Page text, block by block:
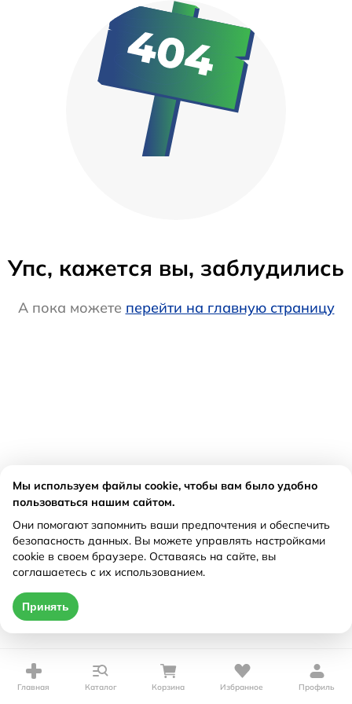
Упс, кажется вы, заблудились
А пока можете перейти на главную страницу
Главная Каталог Корзина Избранное Профиль
Мы используем файлы cookie, чтобы вам было удобно
пользоваться нашим сайтом.
Они помогают запомнить ваши предпочтения и обеспечить
безопасность данных. Вы можете управлять настройками
cookie в своем браузере. Оставаясь на сайте, вы
соглашаетесь с их использованием.
Принять